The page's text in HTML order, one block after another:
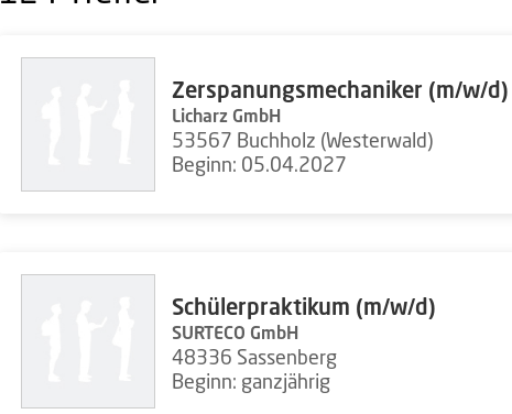
Zerspanungsmechaniker (m/w/d)
Licharz GmbH
53567 Buchholz (Westerwald)
Beginn: 05.04.2027
Schülerpraktikum (m/w/d)
SURTECO GmbH
48336 Sassenberg
Beginn: ganzjährig